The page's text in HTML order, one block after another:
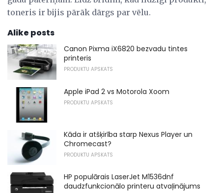
toneris ir bijis pārāk dārgs par vēlu.
Alike posts
Canon Pixma iX6820 bezvadu tintes
printeris
PRODUKTU APSKATS
Apple iPad 2 vs Motorola Xoom
PRODUKTU APSKATS
Kāda ir atšķirība starp Nexus Player un
Chromecast?
PRODUKTU APSKATS
HP populārais LaserJet M1536dnf
daudzfunkcionālo printeru atvaļinājums